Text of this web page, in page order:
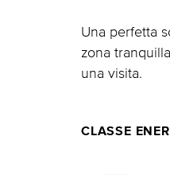
Una perfetta
zona
una visita.
CLASSE